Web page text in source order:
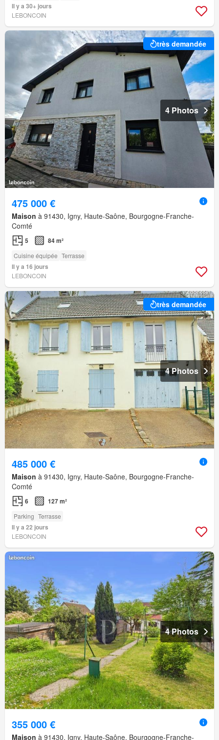
Il y a 30+ jours
LEBONCOIN
très demandée
4 Photos
475 000 €
Maison à 91430, Igny, Haute-Saône, Bourgogne-Franche-
Comté
5 84 m²
Cuisine équipée Terrasse
Il y a 16 jours
LEBONCOIN
très demandée
4 Photos
485 000 €
Maison à 91430, Igny, Haute-Saône, Bourgogne-Franche-
Comté
6 127 m²
Parking Terrasse
Il y a 22 jours
LEBONCOIN
4 Photos
355 000 €
Maison à 91430, Igny, Haute-Saône, Bourgogne-Franche-